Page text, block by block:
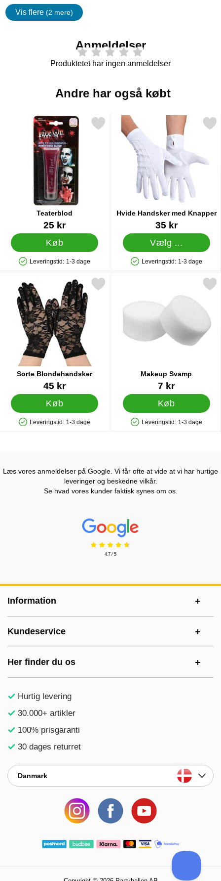
Vis flere (2 mere)
Egenskaper
Anmeldelser
Produktetet har ingen anmeldelser
Andre har også købt
Teaterblod
25 kr
Køb
Produkttilgængelighed: På lager
Leveringstid: 1-3 dage
Markér teaterblod som favorit
Hvide Handsker med Knapper
Varenr 3675935 kr
Vælg ...
Produkttilgængelighed: På lager
Leveringstid: 1-3 dage
Markér hvide Handsker
Sorte Blondehandsker
Varenr 1355345 kr
Køb
Produkttilgængelighed: På lager
Leveringstid: 1-3 dage
Markér sorte Blondehandsker som favorit
Makeup Svamp
7 kr
Køb
Produkttilgængelighed: På lager
Leveringstid: 1-3 dage
Markér makeup
Læs vores anmeldelser på Google. Vi får ofte at vide at vi har hurtige
leveringer og beskedne vilkår.
Se hvad vores kunder faktisk synes om os.
Prisjakt Anmeldelser: 4.7 Stjerne
4.7 / 5
Information
Kundeservice
Her finder du os
Hurtig levering
30.000+ artikler
100% prisgaranti
30 dages returret
Danmark